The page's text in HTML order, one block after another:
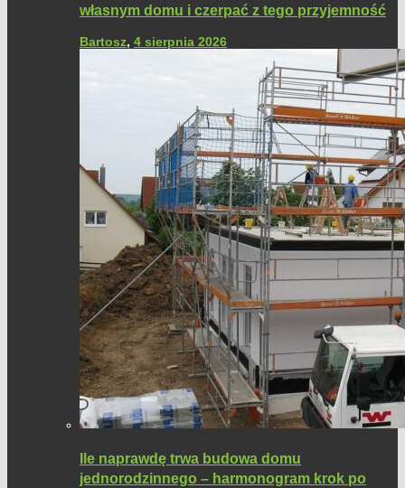
własnym domu i czerpać z tego przyjemność
Bartosz, 4 sierpnia 2026
Ile naprawdę trwa budowa domu
jednorodzinnego – harmonogram krok po